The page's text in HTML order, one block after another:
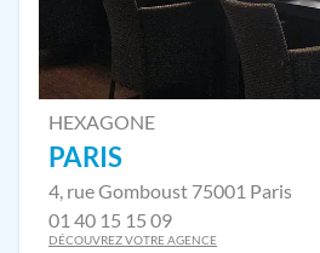
HEXAGONE
PARIS
4, rue Gomboust 75001 Paris
01 40 15 15 09
DÉCOUVREZ VOTRE AGENCE